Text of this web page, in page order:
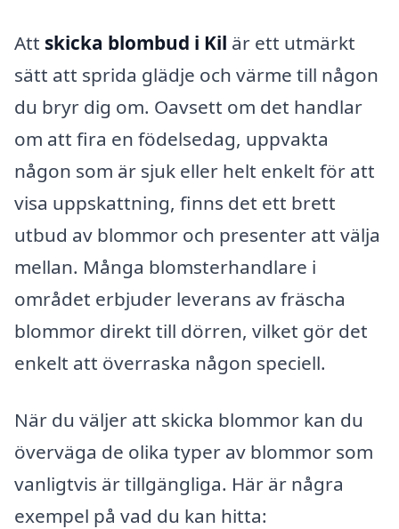
Att skicka blombud i Kil är ett utmärkt
sätt att sprida glädje och värme till någon
du bryr dig om. Oavsett om det handlar
om att fira en födelsedag, uppvakta
någon som är sjuk eller helt enkelt för att
visa uppskattning, finns det ett brett
utbud av blommor och presenter att välja
mellan. Många blomsterhandlare i
området erbjuder leverans av fräscha
blommor direkt till dörren, vilket gör det
enkelt att överraska någon speciell.
När du väljer att skicka blommor kan du
överväga de olika typer av blommor som
vanligtvis är tillgängliga. Här är några
exempel på vad du kan hitta: